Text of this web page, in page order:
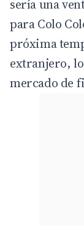
sería una
para Colo
próxima
extranjero,
mercado de